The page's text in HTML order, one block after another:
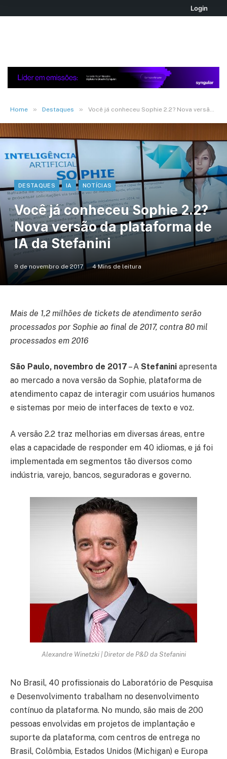
Login
Home » Destaques » Você já conheceu Sophie 2.2? Nova versão da plataforma de IA da Stefanini
DESTAQUES IA NOTÍCIAS
Você já conheceu Sophie 2.2?
Nova versão da plataforma de
IA da Stefanini
9 de novembro de 2017 4 Mins de leitura
Mais de 1,2 milhões de tickets de atendimento serão
processados por Sophie ao final de 2017, contra 80 mil
processados em 2016
São Paulo, novembro de 2017 – A Stefanini apresenta
ao mercado a nova versão da Sophie, plataforma de
atendimento capaz de interagir com usuários humanos
e sistemas por meio de interfaces de texto e voz.
A versão 2.2 traz melhorias em diversas áreas, entre
elas a capacidade de responder em 40 idiomas, e já foi
implementada em segmentos tão diversos como
indústria, varejo, bancos, seguradoras e governo.
Alexandre Winetzki | Diretor de P&D da Stefanini
No Brasil, 40 profissionais do Laboratório de Pesquisa
e Desenvolvimento trabalham no desenvolvimento
contínuo da plataforma. No mundo, são mais de 200
pessoas envolvidas em projetos de implantação e
suporte da plataforma, com centros de entrega no
Brasil, Colômbia, Estados Unidos (Michigan) e Europa